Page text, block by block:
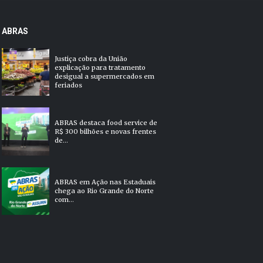
ABRAS
Justiça cobra da União
explicação para tratamento
desigual a supermercados em
feriados
ABRAS destaca food service de
R$ 300 bilhões e novas frentes
de...
ABRAS em Ação nas Estaduais
chega ao Rio Grande do Norte
com...